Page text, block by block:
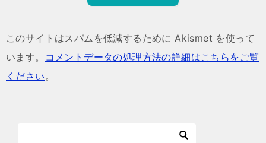
このサイトはスパムを低減するために Akismet を使って
います。
コメントデータの処理方法の詳細はこちらをご覧
ください。